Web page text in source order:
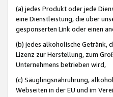
(a) jedes Produkt oder jede
eine Dienstleistung, die über
gesponserten Link oder einen
(b) jedes alkoholische Getränk,
Lizenz zur Herstellung, zum
Unternehmens betrieben wird,
(c) Säuglingsnahruhrung,
Webseiten in der EU und im